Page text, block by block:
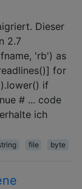
Dieser
2.7
'rb') as
for
if
# ... code
ich
file byte